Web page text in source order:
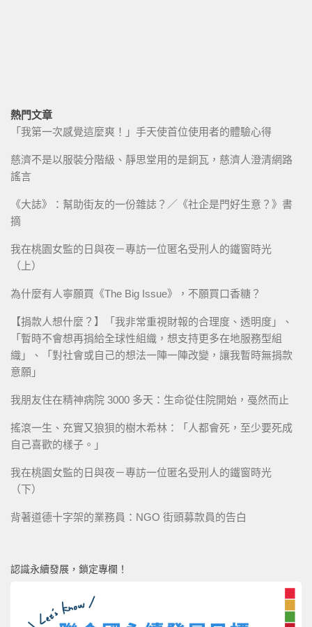
熱門文章
「我第一次感覺這麼爽！」手天使首位使用者的體驗心得
慈濟不是以服裝分階級、靜思堂用的是銅瓦，慈濟人澄清網路
謠言
《大誌》：幫助街友的一份雜誌？／《社企是門好生意？》書
摘
我在桃園女監的日與夜－專訪一位匿名受刑人的鐵窗時光
（上）
為什麼有人寧願買《The Big Issue》，不願買口香糖？
【捐款人想什麼？】「我非常重視財報的合理度、透明度」、
「暫時不會想再捐給全球性組織，想支持更多在地服務型組
織」、「對社會或自己的想法一陣一陣改變，讓我暫時無捐款
意願」
我朋友住在精神病院 3000 多天：生命從住院開始，戞然而止
搖滾一生、充實又狼狽的樹木希林：「人都會死，至少要死成
自己喜歡的樣子。」
我在桃園女監的日與夜－專訪一位匿名受刑人的鐵窗時光
（下）
背著道德十字架的業務員：NGO 街頭募款員的告白
認識永續發展，鎖定專欄！